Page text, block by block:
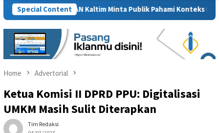
Special Content
BM PAN Kaltim Minta Publik Pahami Konteks Pidato Secara
Home Advertorial
Ketua Komisi II DPRD PPU: Digitalisasi
UMKM Masih Sulit Diterapkan
Tim Redaksi